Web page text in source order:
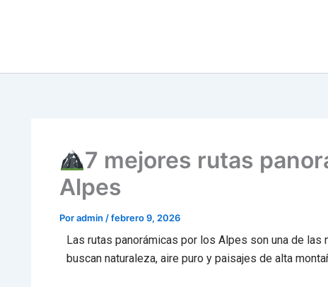
7 mejores rutas
Alpes
Poradmin /febrero 9, 2026
Las rutas panorámicas por los Alpes son una de las
buscan naturaleza, aire puro y paisajes de alta